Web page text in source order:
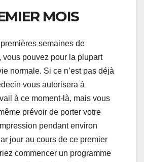
MOIS
semaines de
vous pouvez pour la plupart
normale. Si ce n’est pas déjà
vous autorisera à
à ce moment-là, mais vous
prévoir de porter votre
pendant environ
jour au cours de ce premier
commencer un programme